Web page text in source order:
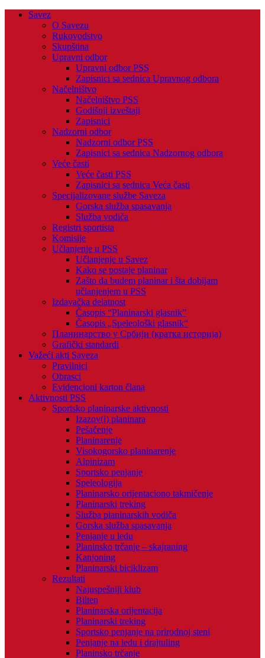
Savez
O Savezu
Rukovodstvo
Skupština
Upravni odbor
Upravni odbor PSS
Zapisnici sa sednica Upravnog odbora
Načelništvo
Načelništvo PSS
Godišnji izveštaji
Zapisnici
Nadzorni odbor
Nadzorni odbor PSS
Zapisnici sa sednica Nadzornog odbora
Veće časti
Veće časti PSS
Zapisnici sa sednica Veća časti
Specijalizovane službe Saveza
Gorska služba spasavanja
Služba vodiča
Registri sportista
Komisije
Učlanjenje u PSS
Učlanjenje u Savez
Kako se postaje planinar
Zašto da budem planinar i šta dobijam
učlanjenjem u PSS
Izdavačka delatnost
Časopis “Planinarski glasnik”
Časopis „Speleološki glasnik“
Планинарство у Србији (кратка историја)
Grafički standardi
Važeći akti Saveza
Pravilnici
Obrasci
Evidencioni karton člana
Aktivnosti PSS
Sportsko planinarske aktivnosti
Izazov(i) planinara
Pešačenje
Planinarenje
Visokogorsko planinarenje
Alpinizam
Sportsko penjanje
Speleologija
Planinarsko orijentaciono takmičenje
Planinarski treking
Služba planinarskih vodiča
Gorska služba spasavanja
Penjanje u ledu
Planinsko trčanje – skajraning
Kanjoning
Planinarski biciklizam
Rezultati
Najuspešniji klub
Bilten
Planinarska orijentacija
Planinarski treking
Sportsko penjanje na prirodnoj steni
Penjanje na ledu i drajtuling
Planinsko trčanje